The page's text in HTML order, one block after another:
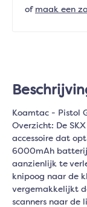
of maak een
Koamtac - Pistol
Overzicht: De
accessoire dat
6000mAh batterij
aanzienlijk te
knipoog naar de
vergemakkelijkt
scanners naar de